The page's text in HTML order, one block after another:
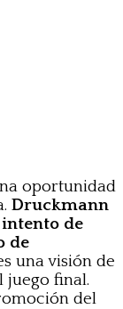
oportunidad
Druckmann
de
de
una visión de
juego final.
del